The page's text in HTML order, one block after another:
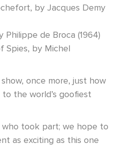
by Jacques Demy
de Broca (1964)
Spies, by Michel
once more, just how
the world’s goofiest
took part; we hope to
as exciting as this one